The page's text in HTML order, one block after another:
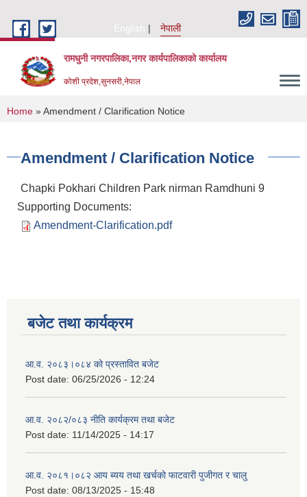
English
नेपाली
रामधुनी नगरपालिका,नगर कार्यपालिकाको कार्यालय
कोशी प्रदेश,सुनसरी,नेपाल
You are here
Home » Amendment / Clarification Notice
Amendment / Clarification Notice
Chapki Pokhari Children Park nirman Ramdhuni 9
Supporting Documents:
Amendment-Clarification.pdf
बजेट तथा कार्यक्रम
आ.व. २०८३।०८४ को प्रस्तावित बजेट
Post date: 06/25/2026 - 12:24
आ.व. २०८२/०८३ नीति कार्यक्रम तथा बजेट
Post date: 11/14/2025 - 14:17
आ.व. २०८१।०८२ आय ब्यय तथा खर्चको फाटवारी पुजीगत र चालु
Post date: 08/13/2025 - 15:48